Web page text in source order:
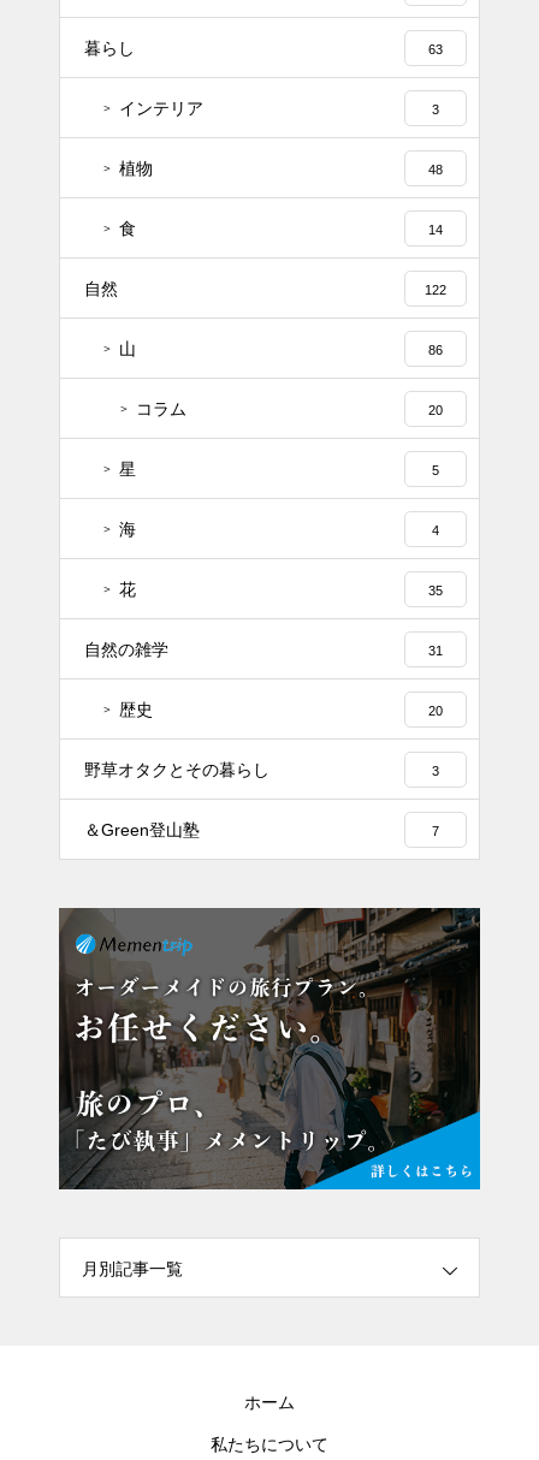
暮らし 63
インテリア 3
植物 48
食 14
自然 122
山 86
コラム 20
星 5
海 4
花 35
自然の雑学 31
歴史 20
野草オタクとその暮らし 3
＆Green登山塾 7
月別記事一覧
ホーム
私たちについて